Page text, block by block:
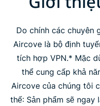
Trải nghiệm sự khác
Làm quen với gia đình
Tôi nên mua sản
Do chính các chuyên
Aircove là bộ định
tích hợp VPN.* Mặc
thể cung cấp khả
Aircove của chúng tôi
thế: Sản phẩm sẽ